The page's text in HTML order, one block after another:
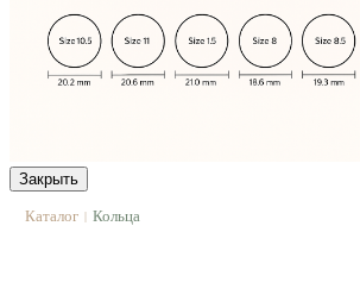
Закрыть
Каталог | Кольца